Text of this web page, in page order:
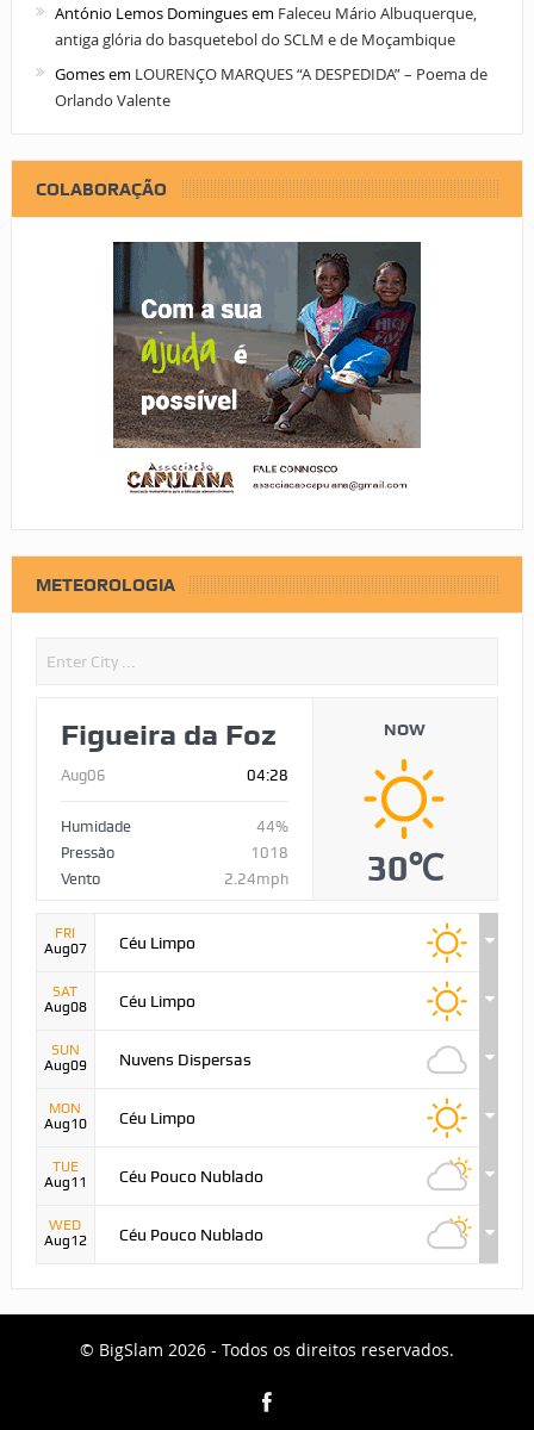
António Lemos Dominguesem Faleceu Mário Albuquerque,
antiga glória do basquetebol do SCLM e de Moçambique
Gomesem LOURENÇO MARQUES “A DESPEDIDA” – Poema de
Orlando Valente
COLABORAÇÃO
METEOROLOGIA
Figueira da Foz
Aug06 04:28
Humidade
44%
Pressão
1018
Vento
2.24mph
NOW
30℃
FRI
Aug07
Céu Limpo
SAT
Aug08
Céu Limpo
SUN
Aug09
Nuvens Dispersas
MON
Aug10
Céu Limpo
TUE
Aug11
Céu Pouco Nublado
WED
Aug12
Céu Pouco Nublado
© BigSlam 2026 - Todos os direitos reservados.